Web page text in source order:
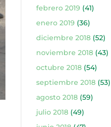
febrero 2019 (41)
enero 2019 (36)
diciembre 2018(52)
noviembre 2018(43)
octubre 2018(54)
septiembre 2018(53)
agosto 2018(59)
julio 2018(49)